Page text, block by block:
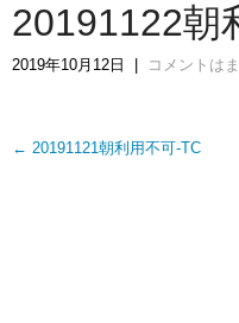
20191122朝
2019年10月12日 コメントは
Post
← 20191121朝利用不可-TC